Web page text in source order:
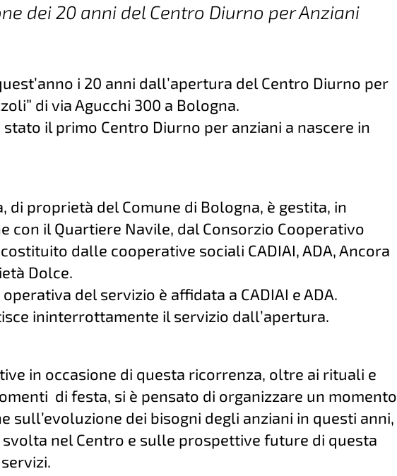
dei 20 anni del Centro Diurno per Anziani
i 20 anni dall’apertura del Centro Diurno per
di via Agucchi 300 a Bologna.
stato il primo Centro Diurno per anziani a nascere in
di proprietà del Comune di Bologna, è gestita, in
con il Quartiere Navile, dal Consorzio Cooperativo
dalle cooperative sociali CADIAI, ADA, Ancora
Dolce.
del servizio è affidata a CADIAI e ADA.
ininterrottamente il servizio dall’apertura.
in occasione di questa ricorrenza, oltre ai rituali e
di festa, si è pensato di organizzare un momento
sull’evoluzione dei bisogni degli anziani in questi anni,
nel Centro e sulle prospettive future di questa